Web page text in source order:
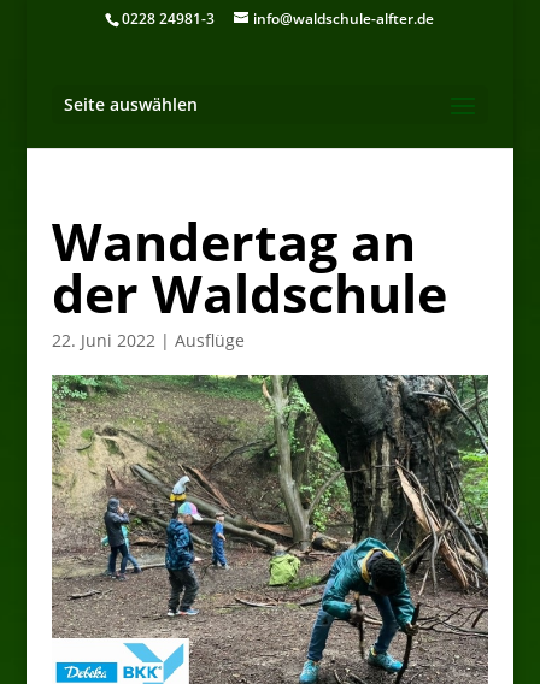
0228 24981-3 info@waldschule-alfter.de
Seite auswählen
Wandertag an
der Waldschule
22. Juni 2022| Ausflüge